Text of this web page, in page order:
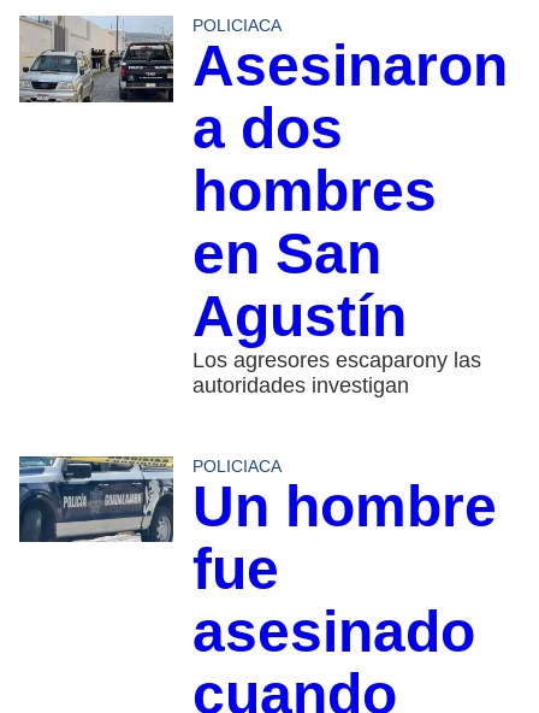
POLICIACA
Asesinaron
a dos
hombres
en San
Agustín
Los agresores escaparony las
autoridades investigan
POLICIACA
Un hombre
fue
asesinado
cuando